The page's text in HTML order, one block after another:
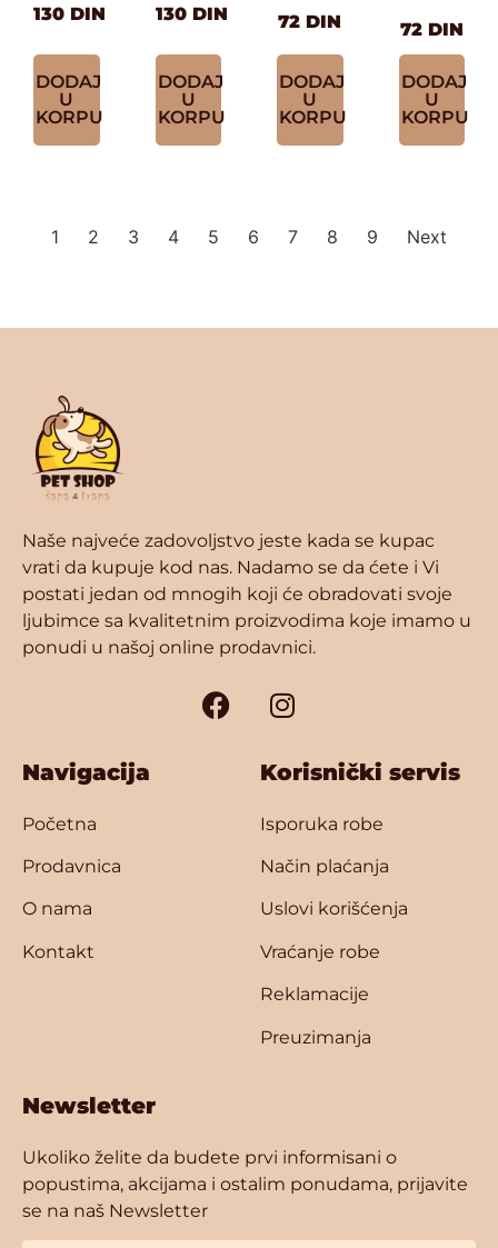
130 DIN
DODAJ
U
KORPU
130 DIN
DODAJ
U
KORPU
72 DIN
DODAJ
U
KORPU
72 DIN
DODAJ
U
KORPU
1 2 3 4 5 6 7 8 9 Next
Naše najveće zadovoljstvo jeste kada se kupac
vrati da kupuje kod nas. Nadamo se da ćete i Vi
postati jedan od mnogih koji će obradovati svoje
ljubimce sa kvalitetnim proizvodima koje imamo u
ponudi u našoj online prodavnici.
Navigacija
Početna
Prodavnica
O nama
Kontakt
Korisnički servis
Isporuka robe
Način plaćanja
Uslovi korišćenja
Vraćanje robe
Reklamacije
Preuzimanja
Newsletter
Ukoliko želite da budete prvi informisani o
popustima, akcijama i ostalim ponudama, prijavite
se na naš Newsletter